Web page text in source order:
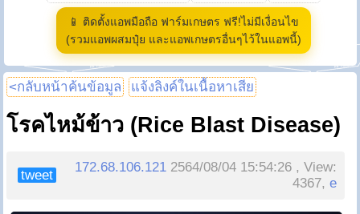
📱 ติดตั้งแอพมือถือ ฟาร์มเกษตร ฟรี!ไม่มีเงื่อนไข
(รวมแอพผสมปุ๋ย และแอพเกษตรอื่นๆไว้ในแอพนี้)
<กลับหน้าค้นข้อมูล แจ้งลิงค์ในเนื้อหาเสีย
โรคไหม้ข้าว (Rice Blast Disease)
tweet
172.68.106.121 2564/08/04 15:54:26 , View:
4367,e